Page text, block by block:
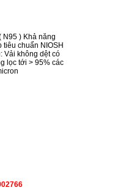
N95 ) Khả năng
chuẩn NIOSH
Vải không dệt có
lọc tới > 95% các